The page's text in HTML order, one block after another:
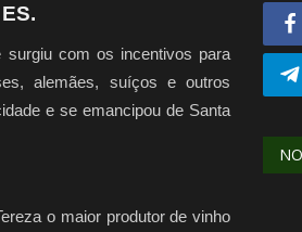
surgiu com os incentivos para
alemães, suíços e outros
e se emancipou de Santa
o maior produtor de vinho